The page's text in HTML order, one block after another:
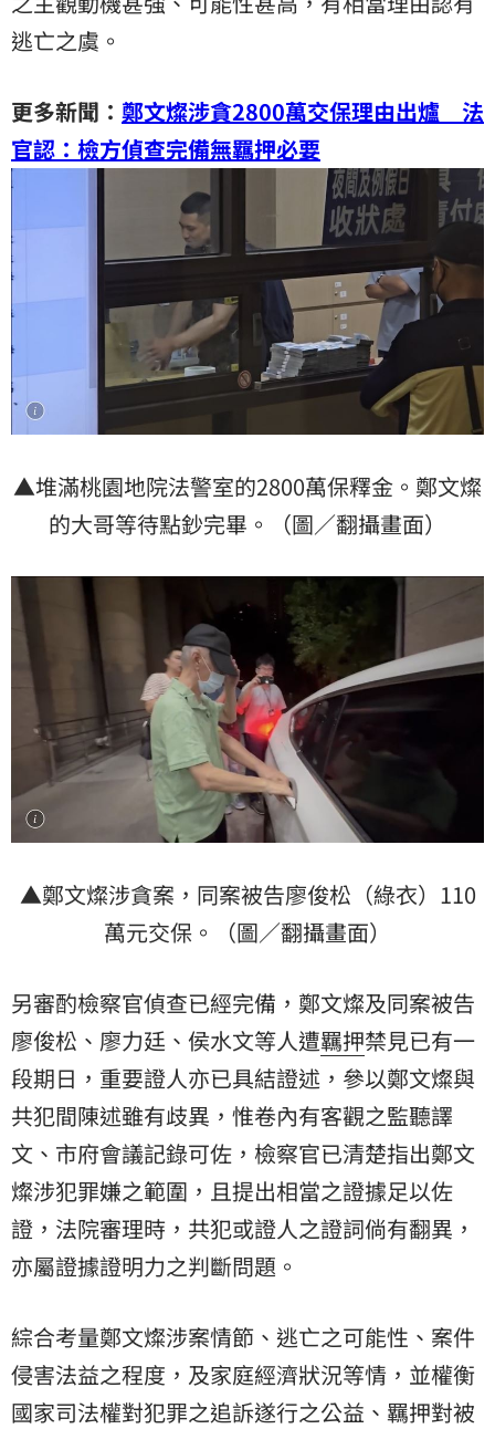
逃亡之虞。
更多新聞： 鄭文燦涉貪2800萬交保理由出爐 法
官認：檢方偵查完備無羈押必要
▲堆滿桃園地院法警室的2800萬保釋金。鄭文燦
的大哥等待點鈔完畢。（圖／翻攝畫面）
▲鄭文燦涉貪案，同案被告廖俊松（綠衣）110
萬元交保。（圖／翻攝畫面）
另審酌檢察官偵查已經完備，鄭文燦及同案被告
廖俊松、廖力廷、侯水文等人遭羈押禁見已有一
段期日，重要證人亦已具結證述，參以鄭文燦與
共犯間陳述雖有歧異，惟卷內有客觀之監聽譯
文、市府會議記錄可佐，檢察官已清楚指出鄭文
燦涉犯罪嫌之範圍，且提出相當之證據足以佐
證，法院審理時，共犯或證人之證詞倘有翻異，
亦屬證據證明力之判斷問題。
綜合考量鄭文燦涉案情節、逃亡之可能性、案件
侵害法益之程度，及家庭經濟狀況等情，並權衡
國家司法權對犯罪之追訴遂行之公益、羈押對被